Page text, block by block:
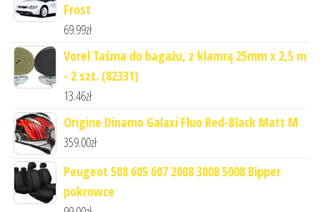
Frost
69.99zł
Vorel Taśma do bagażu, z klamrą 25mm x 2,5 m
- 2 szt. (82331)
13.46zł
Origine Dinamo Galaxi Fluo Red-Black Matt M
359.00zł
Peugeot 508 605 607 2008 3008 5008 Bipper
pokrowce